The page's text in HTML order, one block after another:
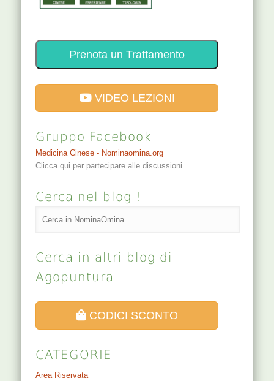
Prenota un Trattamento
VIDEO LEZIONI
Gruppo Facebook
Medicina Cinese - Nominaomina.org
Clicca qui per partecipare alle discussioni
Cerca nel blog !
Cerca in altri blog di
Agopuntura
CODICI SCONTO
CATEGORIE
Area Riservata